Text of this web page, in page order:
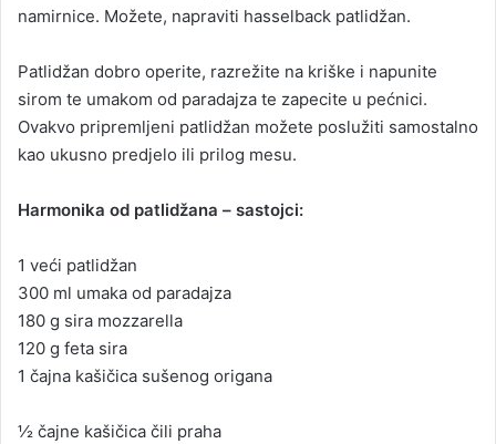
namirnice. Možete, napraviti hasselback patlidžan.
Patlidžan dobro operite, razrežite na kriške i napunite
sirom te umakom od paradajza te zapecite u pećnici.
Ovakvo pripremljeni patlidžan možete poslužiti samostalno
kao ukusno predjelo ili prilog mesu.
Harmonika od patlidžana – sastojci:
1 veći patlidžan
300 ml umaka od paradajza
180 g sira mozzarella
120 g feta sira
1 čajna kašičica sušenog origana
½ čajne kašičica čili praha